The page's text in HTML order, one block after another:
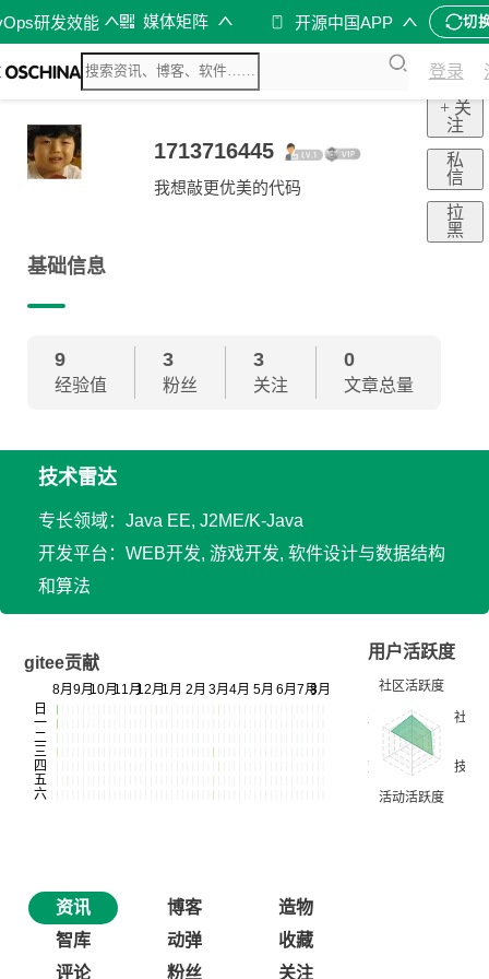
研发效能 媒体矩阵 开源中国APP 切
登录
1713716445
我想敲更优美的代码
+ 关
注
私
信
拉
黑
基础信息
9
经验值
3
粉丝
3
关注
0
文章总量
技术雷达
专长领域：Java EE, J2ME/K-Java
开发平台：WEB开发, 游戏开发, 软件设计与数据结构
和算法
gitee贡献
用户活跃度
资讯 博客
造物
智库
动弹
收藏
评论
粉丝 关注